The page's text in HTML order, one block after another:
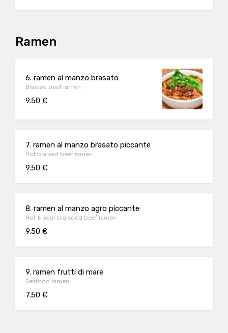
Ramen
6. ramen al manzo brasato
Braised beef ramen
9.50 €
7. ramen al manzo brasato piccante
Hot braised beef ramen
9.50 €
8. ramen al manzo agro piccante
Hot & sour braisded beef ramen
9.50 €
9. ramen frutti di mare
Seafood ramen
7.50 €